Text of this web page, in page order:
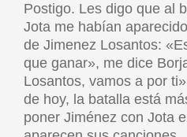
Postigo. Les digo que al
Jota me habían
de Jimenez Losantos:
que ganar», me dice
Losantos, vamos a por
de hoy, la batalla está
poner Jiménez con Jota